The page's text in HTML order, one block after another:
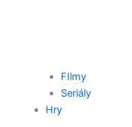
FIlmy
Seriály
Hry